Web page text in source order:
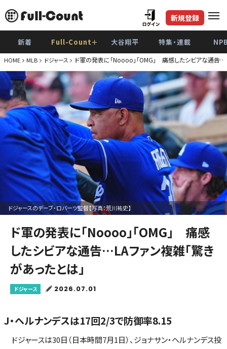
新規登録
新着 Full-Count＋ 大谷翔平 特集・連載
HOME MLB ドジャース ド軍の発表に「Noooo」「OMG」 痛感したシビアな通告
ドジャースのデーブ・ロバーツ監督【写真：荒川祐史】
ド軍の発表に「Noooo」「OMG」 痛感
したシビアな通告…LAファン複雑「驚き
があったとは」
ドジャース 2026.07.01
J・ヘルナンデスは17回2/3で防御率8.15
ドジャースは30日（日本時間7月1日）、ジョナサン・ヘルナンデス投